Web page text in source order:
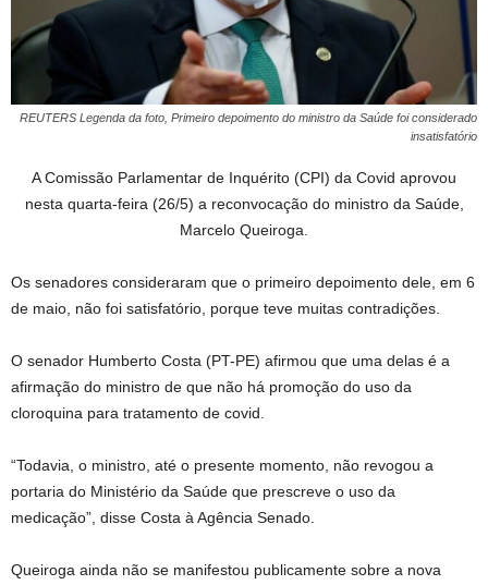
REUTERS Legenda da foto, Primeiro depoimento do ministro da Saúde foi considerado
insatisfatório
A Comissão Parlamentar de Inquérito (CPI) da Covid aprovou
nesta quarta-feira (26/5) a reconvocação do ministro da Saúde,
Marcelo Queiroga.
Os senadores consideraram que o primeiro depoimento dele, em 6
de maio, não foi satisfatório, porque teve muitas contradições.
O senador Humberto Costa (PT-PE) afirmou que uma delas é a
afirmação do ministro de que não há promoção do uso da
cloroquina para tratamento de covid.
“Todavia, o ministro, até o presente momento, não revogou a
portaria do Ministério da Saúde que prescreve o uso da
medicação”, disse Costa à Agência Senado.
Queiroga ainda não se manifestou publicamente sobre a nova